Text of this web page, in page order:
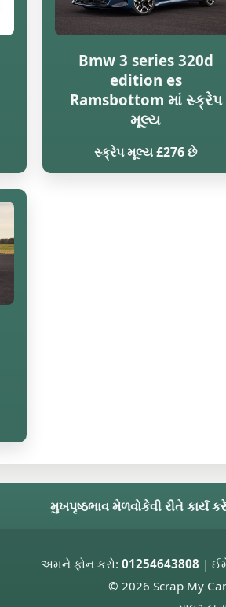
Bmw 3 series 320d
edition es
Ramsbottom માં સ્ક્રેપ
મૂલ્ય
સ્ક્રેપ મૂલ્ય £276 છે
મુખપૃષ્ઠભાવ મેળવોકેવી રીતે કાર્ય
અમને ફોન કરો: 01254643808 |
© 2026 Scrap My Car